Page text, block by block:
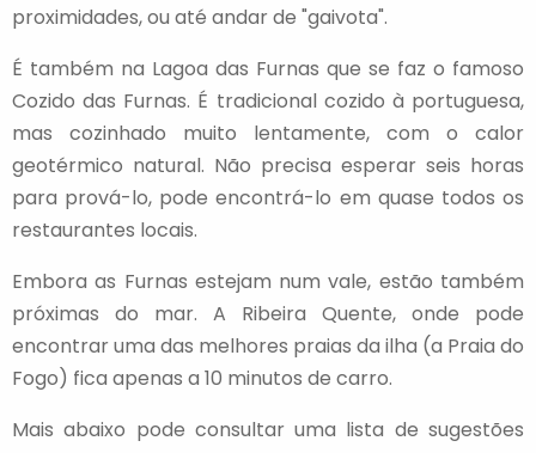
proximidades, ou até andar de "gaivota".
É também na Lagoa das Furnas que se faz o famoso
Cozido das Furnas. É tradicional cozido à portuguesa,
mas cozinhado muito lentamente, com o calor
geotérmico natural. Não precisa esperar seis horas
para prová-lo, pode encontrá-lo em quase todos os
restaurantes locais.
Embora as Furnas estejam num vale, estão também
próximas do mar. A Ribeira Quente, onde pode
encontrar uma das melhores praias da ilha (a Praia do
Fogo) fica apenas a 10 minutos de carro.
Mais abaixo pode consultar uma lista de sugestões